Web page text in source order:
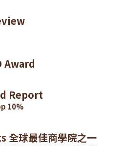
Award
Report
10%
球最佳商學院之一